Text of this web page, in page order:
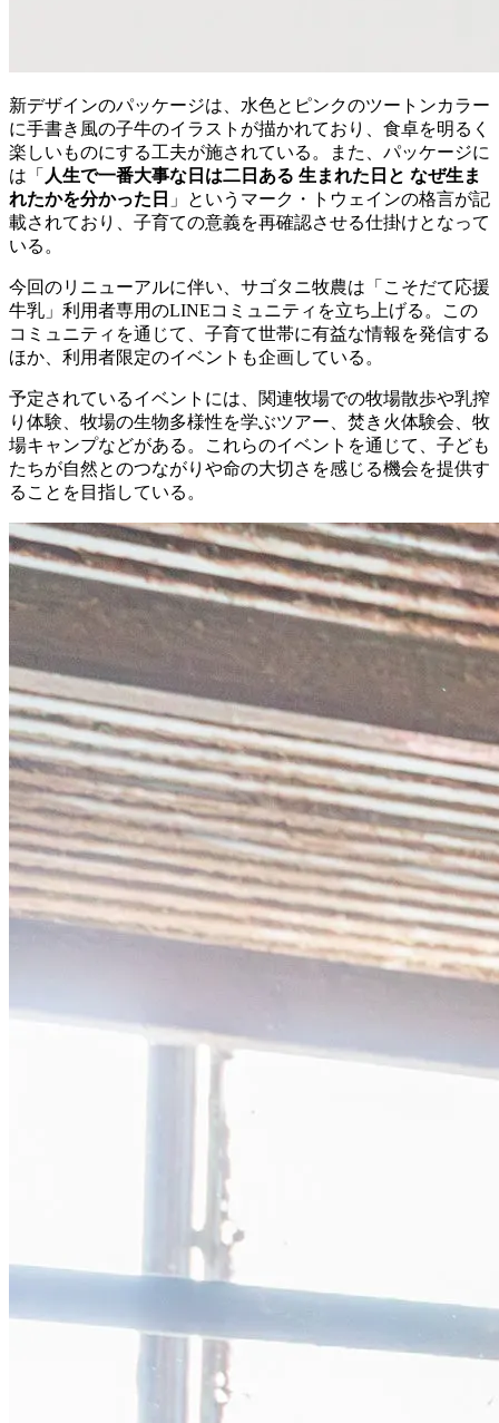
新デザインのパッケージは、水色とピンクのツートンカラー
に手書き風の子牛のイラストが描かれており、食卓を明るく
楽しいものにする工夫が施されている。また、パッケージに
は「 人生で一番大事な日は二日ある 生まれた日と なぜ生ま
れたかを分かった日 」というマーク・トウェインの格言が記
載されており、子育ての意義を再確認させる仕掛けとなって
いる。
今回のリニューアルに伴い、サゴタニ牧農は「こそだて応援
牛乳」利用者専用のLINEコミュニティを立ち上げる。この
コミュニティを通じて、子育て世帯に有益な情報を発信する
ほか、利用者限定のイベントも企画している。
予定されているイベントには、関連牧場での牧場散歩や乳搾
り体験、牧場の生物多様性を学ぶツアー、焚き火体験会、牧
場キャンプなどがある。これらのイベントを通じて、子ども
たちが自然とのつながりや命の大切さを感じる機会を提供す
ることを目指している。